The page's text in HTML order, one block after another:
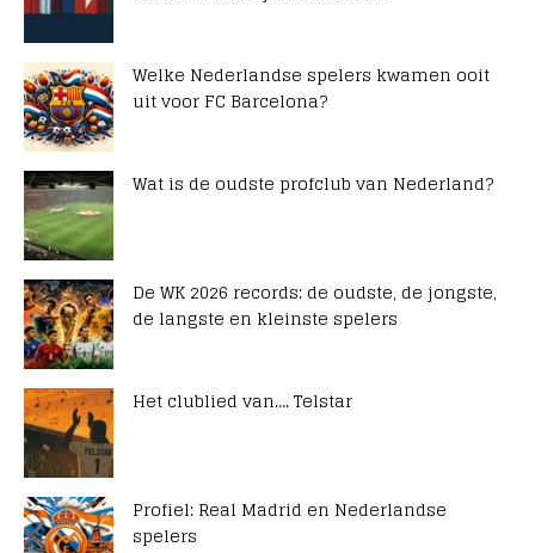
Welke Nederlandse spelers kwamen ooit
uit voor FC Barcelona?
Wat is de oudste profclub van Nederland?
De WK 2026 records: de oudste, de jongste,
de langste en kleinste spelers
Het clublied van…. Telstar
Profiel: Real Madrid en Nederlandse
spelers